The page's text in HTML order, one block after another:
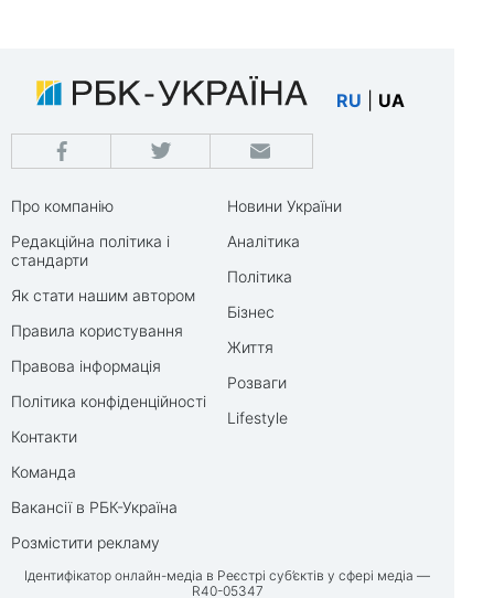
RU UA
Про компанію
Редакційна політика і
стандарти
Як стати нашим автором
Правила користування
Правова інформація
Політика конфіденційності
Контакти
Команда
Вакансії в РБК-Україна
Розмістити рекламу
Новини України
Аналітика
Політика
Бізнес
Життя
Розваги
Lifestyle
Ідентифікатор онлайн-медіа в Реєстрі суб’єктів у сфері медіа —
R40-05347